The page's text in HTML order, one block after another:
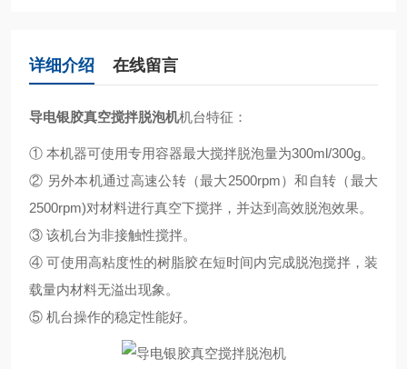
详细介绍 在线留言
导电银胶真空搅拌脱泡机机台特征：
① 本机器可使用专用容器最大搅拌脱泡量为300ml/300g。
② 另外本机通过高速公转（最大2500rpm）和自转（最大
2500rpm)对材料进行真空下搅拌，并达到高效脱泡效果。
③ 该机台为非接触性搅拌。
④ 可使用高粘度性的树脂胶在短时间内完成脱泡搅拌，装
载量内材料无溢出现象。
⑤ 机台操作的稳定性能好。